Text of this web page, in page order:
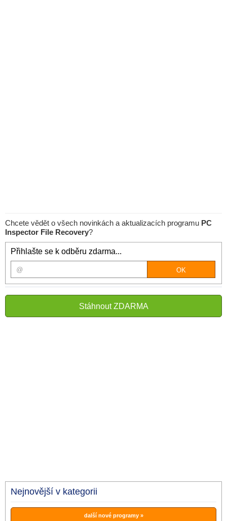
Chcete vědět o všech novinkách a aktualizacích programu PC
Inspector File Recovery?
Přihlašte se k odběru zdarma...
Stáhnout ZDARMA
Nejnovější v kategorii
další nové programy »